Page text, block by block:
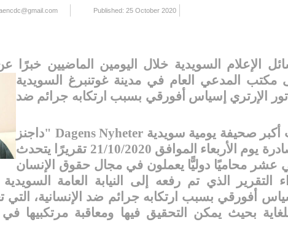
Published: 25 October 2020
الإعلام السويدية خلال اليومين الماضيين خبرًا
مكتب المدعي العام في مدينة غوتنبرغ
السويدية
الإرتري إسياس أفورقي بسبب ارتكابه جرائم ضد
صحيفة يومية سويدية Dagens Nyheter "داجنز
نيهيتر" الصادرة يوم الأربعاء الموافق 21/10/2020 تقريرًا يتحدث
عشر محاميًا دوليًّا يعملون في مجال حقوق الإنسان
التقرير الذي تم رفعه إلى النيابة العامة
أفورقي بسبب ارتكابه جرائم ضد الإنسانية، التي
بحيث يمكن التحقيق فيها ومعاقبة